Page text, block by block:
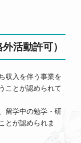
活動許可）
収入を伴う事業を
ことが認められて
留学中の勉学・研
とが認められま